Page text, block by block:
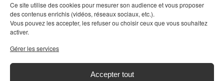
Ce site utilise des cookies pour mesurer son audience et vous proposer
des contenus enrichis (vidéos, réseaux sociaux, etc.).
Vous pouvez les accepter, les refuser ou choisir ceux que vous souhaitez
activer.
Gérer les services
Accepter tout